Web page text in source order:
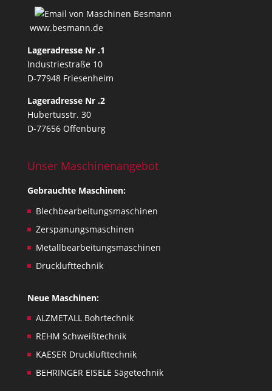
r
t
c
h
n
i
c
a
s
u
e
,
o
n
www.besmann.de
Lageradresse Nr .1
Industriestraße 10
D-77948 Friesenheim
Lageradresse Nr .2
Hubertusstr. 30
D-77656 Offenburg
Unser Maschinenangebot
Gebrauchte Maschinen:
Blechbearbeitungsmaschinen
Zerspanungsmaschinen
Metallbearbeitungsmaschinen
Drucklufttechnik
Neue Maschinen:
ALZMETALL Bohrtechnik
REHM Schweißtechnik
KAESER Drucklufttechnik
BEHRINGER EISELE Sägetechnik